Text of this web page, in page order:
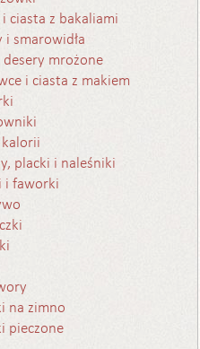
i ciasta z bakaliami
i smarowidła
desery mrożone
i ciasta z makiem
placki i naleśniki
i faworki
na zimno
pieczone